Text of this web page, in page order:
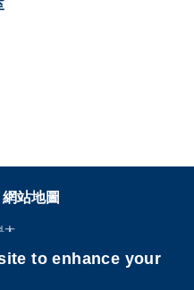
網站地圖
大
to enhance your